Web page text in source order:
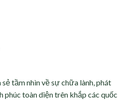
sẻ tầm nhìn về sự chữa lành, phát
phúc toàn diện trên khắp các quốc